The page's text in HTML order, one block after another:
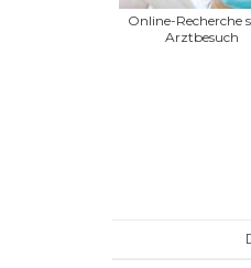
Online-Recherche
Arztbesuch